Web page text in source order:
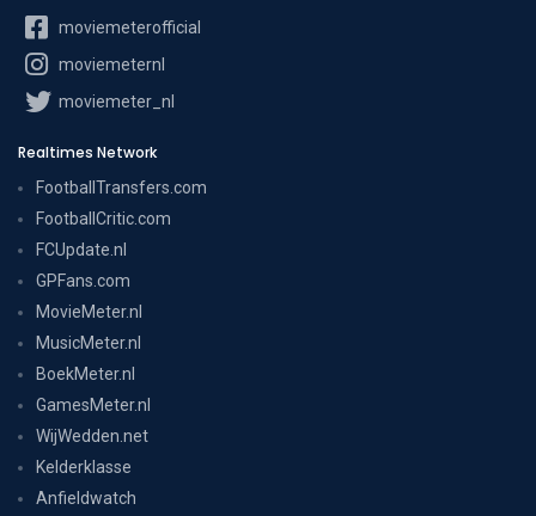
moviemeterofficial
moviemeternl
moviemeter_nl
Realtimes Network
FootballTransfers.com
FootballCritic.com
FCUpdate.nl
GPFans.com
MovieMeter.nl
MusicMeter.nl
BoekMeter.nl
GamesMeter.nl
WijWedden.net
Kelderklasse
Anfieldwatch